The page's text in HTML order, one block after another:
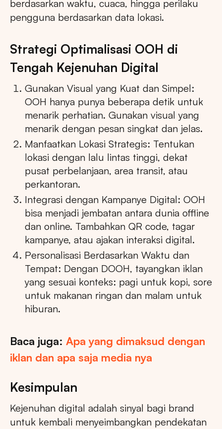
berdasarkan waktu, cuaca, hingga perilaku
pengguna berdasarkan data lokasi.
Strategi Optimalisasi OOH di
Tengah Kejenuhan Digital
Gunakan Visual yang Kuat dan Simpel:
OOH hanya punya beberapa detik untuk
menarik perhatian. Gunakan visual yang
menarik dengan pesan singkat dan jelas.
Manfaatkan Lokasi Strategis: Tentukan
lokasi dengan lalu lintas tinggi, dekat
pusat perbelanjaan, area transit, atau
perkantoran.
Integrasi dengan Kampanye Digital: OOH
bisa menjadi jembatan antara dunia offline
dan online. Tambahkan QR code, tagar
kampanye, atau ajakan interaksi digital.
Personalisasi Berdasarkan Waktu dan
Tempat: Dengan DOOH, tayangkan iklan
yang sesuai konteks: pagi untuk kopi, sore
untuk makanan ringan dan malam untuk
hiburan.
Baca juga: Apa yang dimaksud dengan
iklan dan apa saja media nya
Kesimpulan
Kejenuhan digital adalah sinyal bagi brand
untuk kembali menyeimbangkan pendekatan